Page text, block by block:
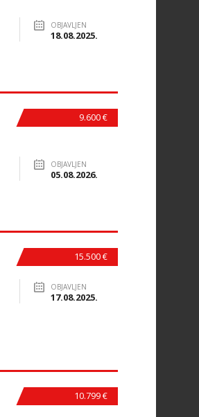
OBJAVLJEN
18.08.2025.
9.600 €
OBJAVLJEN
05.08.2026.
15.500 €
OBJAVLJEN
17.08.2025.
10.799 €